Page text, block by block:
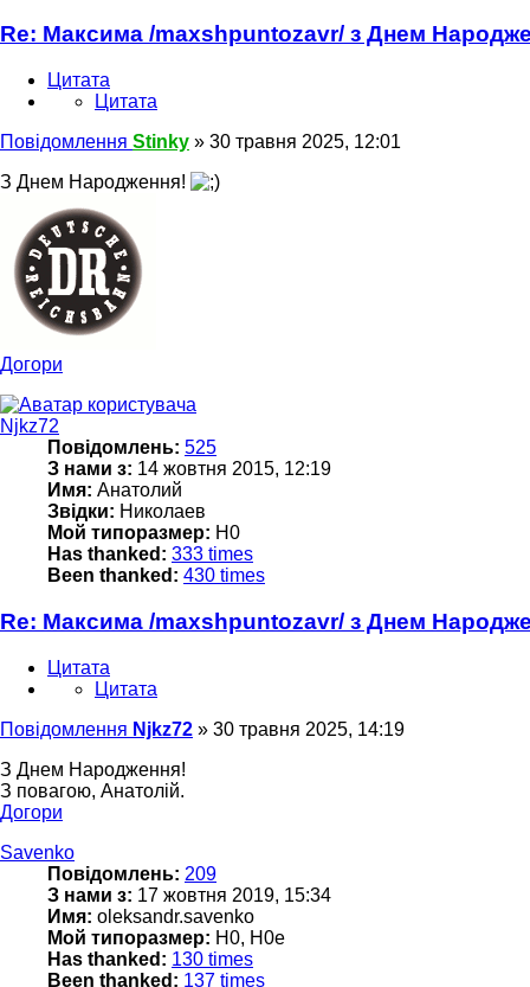
Re: Максима /maxshpuntozavr/ з Днем
Цитата
Цитата
Повідомлення Stinky » 30 травня 2025, 12:01
З Днем Народження!
Догори
Njkz72
Повідомлень: 525
З нами з: 14 жовтня 2015, 12:19
Имя: Анатолий
Звідки: Николаев
Мой типоразмер: Н0
Has thanked: 333 times
Been thanked: 430 times
Re: Максима /maxshpuntozavr/ з Днем
Цитата
Цитата
Повідомлення Njkz72 » 30 травня 2025, 14:19
З Днем Народження!
З повагою, Анатолій.
Догори
Savenko
Повідомлень: 209
З нами з: 17 жовтня 2019, 15:34
Имя: oleksandr.savenko
Мой типоразмер: H0, H0e
Has thanked: 130 times
Been thanked: 137 times